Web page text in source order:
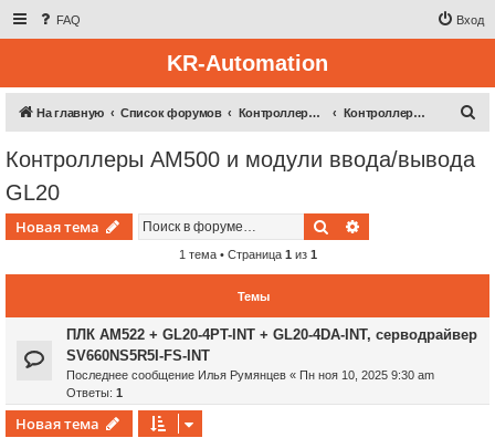
FAQ Вход
KR-Automation
На главную Список форумов Контроллерная техника Контроллеры AM500 и модули ввода/вывода GL20
Контроллеры AM500 и модули ввода/вывода
GL20
Новая тема Поиск
1 тема • Страница 1 из 1
Темы
ПЛК AM522 + GL20-4PT-INT + GL20-4DA-INT, серводрайвер
SV660NS5R5I-FS-INT
Последнее сообщение Илья Румянцев « Пн ноя 10, 2025 9:30 am
Ответы: 1
Новая тема